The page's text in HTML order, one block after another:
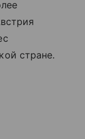
стране.